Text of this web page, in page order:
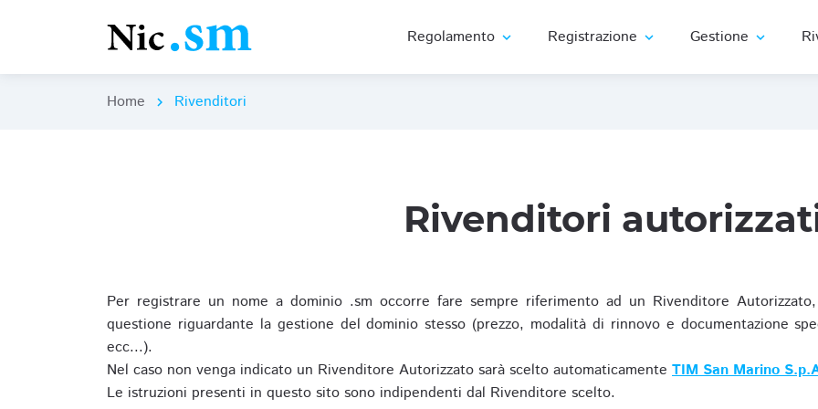
Regolamento expand_more Registrazione expand_more Gestione expand_more
Home chevron_right Rivenditori
Rivenditori
Per registrare un nome a dominio .sm occorre fare sempre riferimento ad un Rivenditore
questione riguardante la gestione del dominio stesso (prezzo, modalità di rinnovo e documentazione
ecc...).
Nel caso non venga indicato un Rivenditore Autorizzato sarà scelto automaticamente TIM San Marino
Le istruzioni presenti in questo sito sono indipendenti dal Rivenditore scelto.